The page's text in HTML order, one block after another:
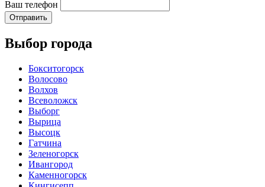
Ваш телефон
Отправить
Выбор города
Бокситогорск
Волосово
Волхов
Всеволожск
Выборг
Вырица
Высоцк
Гатчина
Зеленогорск
Ивангород
Каменногорск